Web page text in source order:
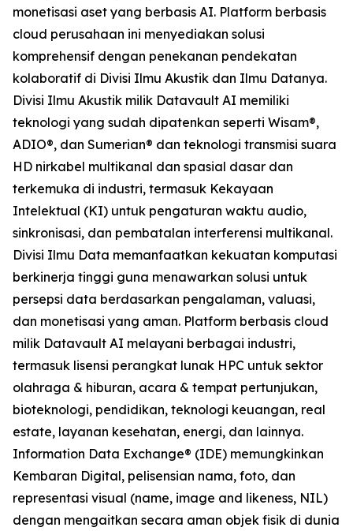
monetisasi aset yang berbasis AI. Platform berbasis
cloud perusahaan ini menyediakan solusi
komprehensif dengan penekanan pendekatan
kolaboratif di Divisi Ilmu Akustik dan Ilmu Datanya.
Divisi Ilmu Akustik milik Datavault AI memiliki
teknologi yang sudah dipatenkan seperti Wisam®,
ADIO®, dan Sumerian® dan teknologi transmisi suara
HD nirkabel multikanal dan spasial dasar dan
terkemuka di industri, termasuk Kekayaan
Intelektual (KI) untuk pengaturan waktu audio,
sinkronisasi, dan pembatalan interferensi multikanal.
Divisi Ilmu Data memanfaatkan kekuatan komputasi
berkinerja tinggi guna menawarkan solusi untuk
persepsi data berdasarkan pengalaman, valuasi,
dan monetisasi yang aman. Platform berbasis cloud
milik Datavault AI melayani berbagai industri,
termasuk lisensi perangkat lunak HPC untuk sektor
olahraga & hiburan, acara & tempat pertunjukan,
bioteknologi, pendidikan, teknologi keuangan, real
estate, layanan kesehatan, energi, dan lainnya.
Information Data Exchange® (IDE) memungkinkan
Kembaran Digital, pelisensian nama, foto, dan
representasi visual (name, image and likeness, NIL)
dengan mengaitkan secara aman objek fisik di dunia